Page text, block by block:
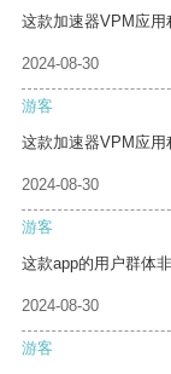
这款加速器VPM应用
2024-08-30
游客
这款加速器VPM应用
2024-08-30
游客
这款app的用户群体
2024-08-30
游客